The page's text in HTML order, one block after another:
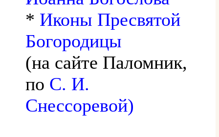
* Иконы Пресвятой
Богородицы
(на сайте Паломник,
по С. И.
Снессоревой)